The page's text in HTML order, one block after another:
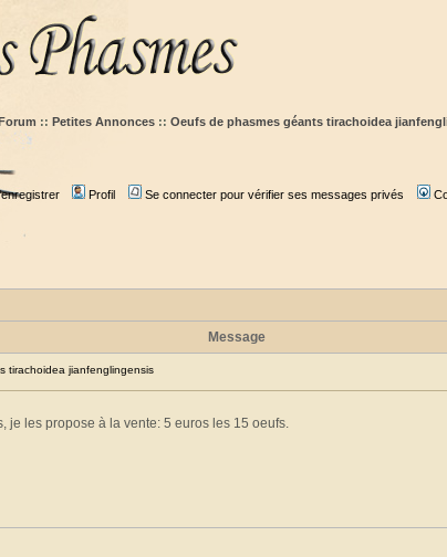
:: Petites Annonces :: Oeufs de phasmes géants tirachoidea
Profil Se connecter pour vérifier ses messages privés
Message
tirachoidea jianfenglingensis
je les propose à la vente: 5 euros les 15 oeufs.